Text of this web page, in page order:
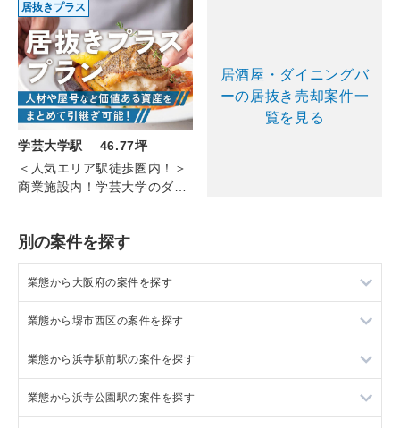
居抜きプラス
学芸大学駅 46.77坪
＜人気エリア駅徒歩圏内！＞
商業施設内！学芸大学のダイ
居酒屋・ダイニングバ
ーの居抜き売却案件一
覧を見る
別の案件を探す
業態から大阪府の案件を探す
大阪府のラーメンの居抜き売却物件の案件一覧
大阪府のフランス料理の居抜き売却物件の案件一覧
大阪府のイタリア料理の居抜き売却物件の案件一覧
業態から堺市西区の案件を探す
堺市西区の居酒屋・ダイニングバーの居抜き売却物件の案件一
業態から浜寺駅前駅の案件を探す
浜寺駅前駅の居酒屋・ダイニングバーの居抜き売却物件の案件
業態から浜寺公園駅の案件を探す